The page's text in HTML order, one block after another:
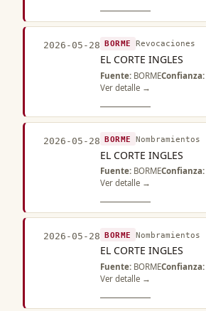
2026-05-28 BORME Revocaciones
EL CORTE INGLES
Fuente: BORMEConfianza:
Ver detalle →
2026-05-28 BORME Nombramientos
EL CORTE INGLES
Fuente: BORMEConfianza:
Ver detalle →
2026-05-28 BORME Nombramientos
EL CORTE INGLES
Fuente: BORMEConfianza:
Ver detalle →